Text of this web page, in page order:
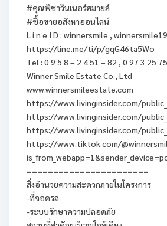
#คุณพิชาวินเนอร์สมายล์
#ซื้อขายอสังหาออนไลน์
L i n e I D : winnersmile , winnersmile19
https://line.me/ti/p/gqG46ta5Wo
Tel : 0 9 5 8 – 2 4 51 – 82 , 0 97 3 25
Winner Smile Estate Co., Ltd
www.winnersmileestate.com
https://www.livinginsider.com/
https://www.livinginsider.com/
https://www.livinginsider.com/
https://www.tiktok.com/
=======================
สิ่งอำนวยความสะดวกภายในโครงการ
-ที่จอดรถ
-ระบบรักษาความปลอดภัย